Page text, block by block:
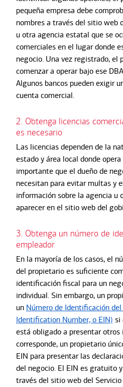
pequeña empresa debe
nombres a través del sitio web
u otra agencia estatal que se
comerciales en el lugar donde
negocio. Una vez registrado, el
comenzar a operar bajo ese
Algunos bancos pueden exigir
cuenta comercial.
2. Obtenga licencias
es necesario
Las licencias dependen de la
estado y área local donde
importante que el dueño de
necesitan para evitar multas y
información sobre la agencia u
aparecer en el sitio web del
3. Obtenga un número de
empleador
En la mayoría de los casos, el
del propietario es suficiente
identificación fiscal para un
individual. Sin embargo, un
un Número de Identificación
Identification Number, o EIN) si
está obligado a presentar otros
corresponde, un propietario
EIN para presentar las
del negocio. El EIN es gratuito
través del sitio web del